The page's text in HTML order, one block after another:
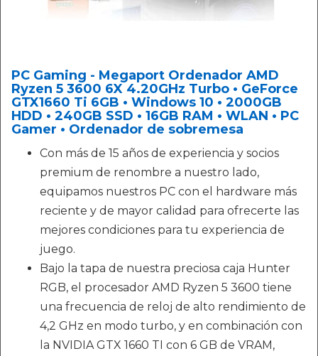
PC Gaming - Megaport Ordenador AMD
Ryzen 5 3600 6X 4.20GHz Turbo • GeForce
GTX1660 Ti 6GB • Windows 10 • 2000GB
HDD • 240GB SSD • 16GB RAM • WLAN • PC
Gamer • Ordenador de sobremesa
Con más de 15 años de experiencia y socios
premium de renombre a nuestro lado,
equipamos nuestros PC con el hardware más
reciente y de mayor calidad para ofrecerte las
mejores condiciones para tu experiencia de
juego.
Bajo la tapa de nuestra preciosa caja Hunter
RGB, el procesador AMD Ryzen 5 3600 tiene
una frecuencia de reloj de alto rendimiento de
4,2 GHz en modo turbo, y en combinación con
la NVIDIA GTX 1660 TI con 6 GB de VRAM,